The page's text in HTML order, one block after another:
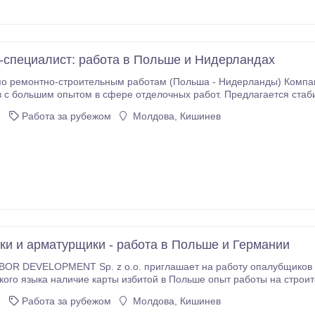
специалист: работа в Польше и Нидерландах
ремонтно-строительным работам (Польша - Нидерланды)
с большим опытом в сфере отделочных работ. Предлагается
выполнения работ В Нидерландах: 13, 5 евро/час
Работа за рубежом Молдова, Кишинев
и арматурщики - работа в Польше и Германии
DEVELOPMENT Sp. z o.o. приглашает на работу
языка наличие карты избитой в Польше опыт работы на
работа в компании с надежной репутацией и
Работа за рубежом Молдова, Кишинев